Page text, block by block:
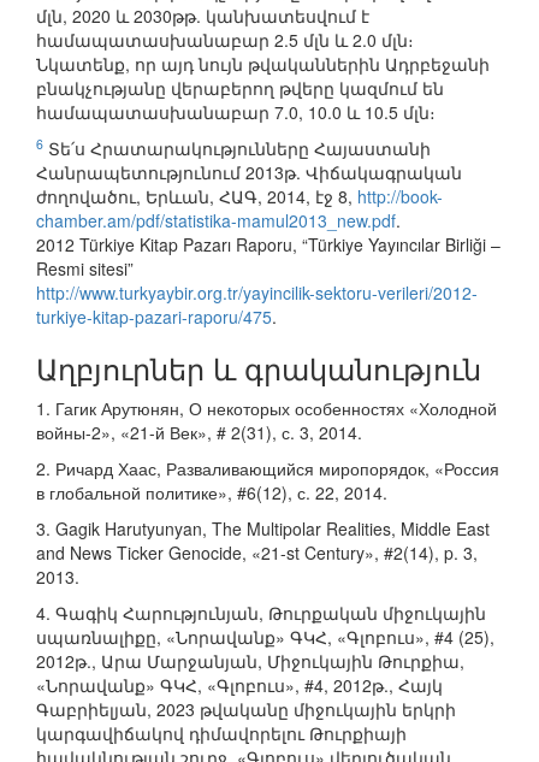
մլն, 2020 և 2030թթ. կանխատեսվում է
համապատասխանաբար 2.5 մլն և 2.0 մլն։
Նկատենք, որ այդ նույն թվականներին Ադրբեջանի
բնակչությանը վերաբերող թվերը կազմում են
համապատասխանաբար 7.0, 10.0 և 10.5 մլն։
6 Տե՛ս Հրատարակությունները Հայաստանի
Հանրապետությունում 2013թ. Վիճակագրական
ժողովածու, Երևան, ՀԱԳ, 2014, էջ 8, http://book-
chamber.am/pdf/statistika-mamul2013_new.pdf.
2012 Türkiye Kitap Pazarı Raporu, “Türkiye Yayıncılar Birliği –
Resmi sitesi”
http://www.turkyaybir.org.tr/yayincilik-sektoru-verileri/2012-
turkiye-kitap-pazari-raporu/475.
Աղբյուրներ և գրականություն
1. Гагик Арутюнян, О некоторых особенностях «Холодной
войны-2», «21-й Век», # 2(31), с. 3, 2014.
2. Ричард Хаас, Разваливающийся миропорядок, «Россия
в глобальной политике», #6(12), с. 22, 2014.
3. Gagik Harutyunyan, The Multipolar Realities, Middle East
and News Ticker Genocide, «21-st Century», #2(14), p. 3,
2013.
4. Գագիկ Հարությունյան, Թուրքական միջուկային
սպառնալիքը, «Նորավանք» ԳԿՀ, «Գլոբուս», #4 (25),
2012թ., Արա Մարջանյան, Միջուկային Թուրքիա,
«Նորավանք» ԳԿՀ, «Գլոբուս», #4, 2012թ., Հայկ
Գաբրիելյան, 2023 թվականը միջուկային երկրի
կարգավիճակով դիմավորելու Թուրքիայի